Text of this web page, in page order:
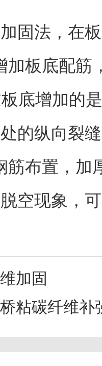
加固法，在
加板底配筋
底增加的
处的纵向裂
筋布置，加
脱空现象，
加固
粘碳纤维补